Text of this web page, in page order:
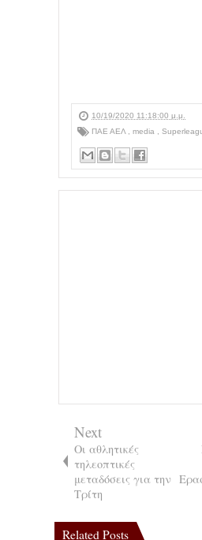
10/19/2020 11:18:00 μ.μ.
ΠΑΕ ΑΕΛ
media
Next
Οι αθλητικές
τηλεοπτικές
μεταδόσεις για την
Τρίτη
Related Posts